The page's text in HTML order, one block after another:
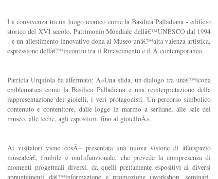
La convivenza tra un luogo iconico come la Basilica Palladiana - edificio
storico del XVI secolo, Patrimonio Mondiale dellâ€™UNESCO dal 1994
- e un allestimento innovativo dona al Museo unâ€™alta valenza artistica,
espressione dellâ€™incontro tra il Rinascimento e il Â contemporaneo.
Patricia Urquiola ha affermato: Â«Una sfida, un dialogo tra unâ€™icona
emblematica come la Basilica Palladiana e una reinterpretazione della
rappresentazione dei gioielli, i veri protagonisti. Un percorso simbolico
contenuto e contenitore, dalle logge in marmo a serliane, alle sale del
museo, alle teche, agli espositori, fino al gioielloÂ».
Ai visitatori viene cosÃ¬ presentata una nuova visione di â€œspazio
musealeâ€, fruibile e multifunzionale, che prevede la compresenza di
momenti progettuali diversi, da quelli prettamente espositivi ai diversi
appuntamenti dâ€™informazione e promozione (workshop, seminari,